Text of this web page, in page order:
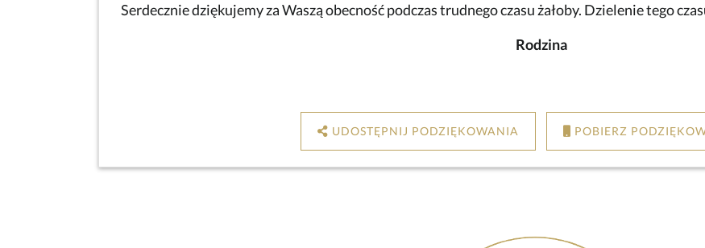
Serdecznie dziękujemy za Waszą obecność podczas trudnego czasu żałoby. Dzielenie tego
Rodzina
UDOSTĘPNIJ PODZIĘKOWANIA POBIERZ